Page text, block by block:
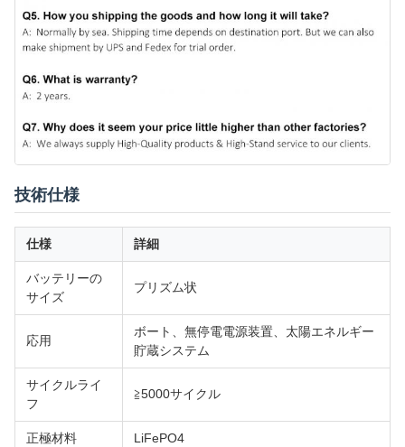
技術仕様
仕様 詳細
バッテリーの
サイズ
プリズム状
応用
ボート、無停電電源装置、太陽エネルギー
貯蔵システム
サイクルライ
フ
≧5000サイクル
正極材料 LiFePO4